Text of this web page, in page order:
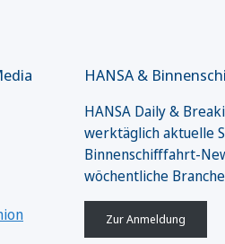
HANSA &
HANSA Daily &
werktäglich aktuelle
Binnenschifffahrt-
wöchentliche
Zur Anmeldung